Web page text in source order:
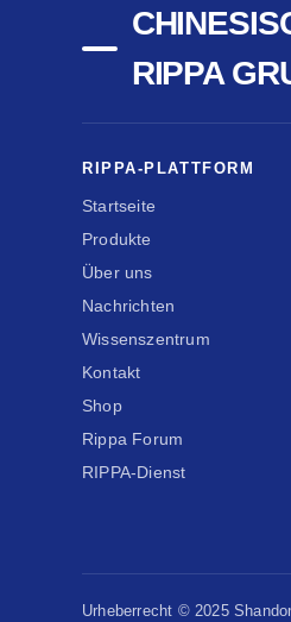
RIPPA
RIPPA-PLATTFORM
Startseite
Produkte
Über uns
Nachrichten
Wissenszentrum
Kontakt
Shop
Rippa Forum
RIPPA-Dienst
Urheberrecht © 2025